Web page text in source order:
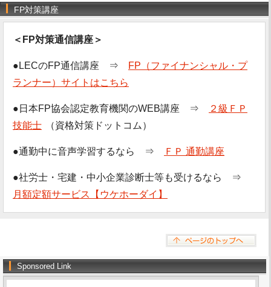
FP対策講座
＜FP対策通信講座＞
●LECのFP通信講座 ⇒
FP（ファイナンシャル・プ
ランナー）サイトはこちら
●日本FP協会認定教育機関のWEB講座 ⇒
２級ＦＰ
技能士
（資格対策ドットコム）
●通勤中に音声学習するなら ⇒ ＦＰ 通勤講座
●社労士・宅建・中小企業診断士等も受けるなら ⇒
月額定額サービス【ウケホーダイ】
Sponsored Link